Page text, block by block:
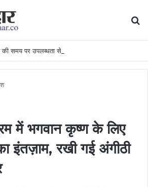
में भगवान कृष्ण के लिए
इंतज़ाम, रखी गई अंगीठी